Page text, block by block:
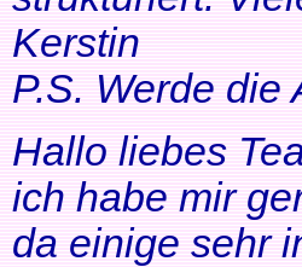
Kerstin
P.S. Werde die
Hallo liebes
ich habe mir
da einige sehr